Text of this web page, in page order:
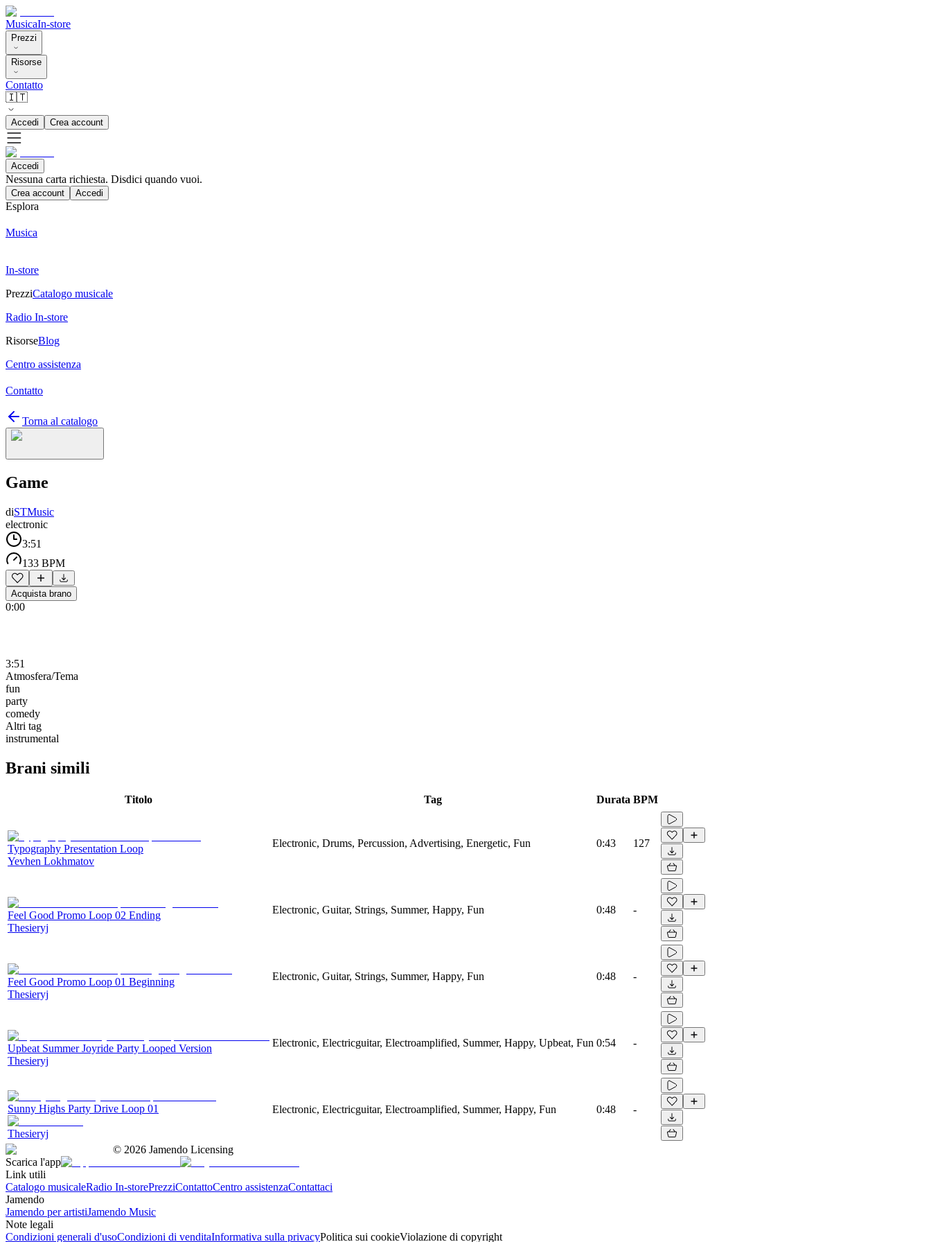
MusicaIn-store
Prezzi
Risorse
Contatto
🇮🇹
Accedi Crea account
Accedi
Nessuna carta richiesta. Disdici quando vuoi.
Crea account Accedi
Esplora
Musica
In-store
PrezziCatalogo musicale
Radio In-store
RisorseBlog
Centro assistenza
Contatto
Torna al catalogo
Game
diSTMusic
electronic
3:51
133 BPM
Acquista brano
0:00
3:51
Atmosfera/Tema
fun
party
comedy
Altri tag
instrumental
Brani simili
Titolo Tag Durata BPM
Typography Presentation Loop
Yevhen Lokhmatov
Electronic, Drums, Percussion, Advertising, Energetic, Fun 0:43 127
Feel Good Promo Loop 02 Ending
Thesieryj
Electronic, Guitar, Strings, Summer, Happy, Fun 0:48 -
Feel Good Promo Loop 01 Beginning
Thesieryj
Electronic, Guitar, Strings, Summer, Happy, Fun 0:48 -
Upbeat Summer Joyride Party Looped Version
Thesieryj
Electronic, Electricguitar, Electroamplified, Summer, Happy, Upbeat, Fun 0:54 -
Sunny Highs Party Drive Loop 01
Thesieryj
Electronic, Electricguitar, Electroamplified, Summer, Happy, Fun 0:48 -
© 2026 Jamendo Licensing
Scarica l'app
Link utili
Catalogo musicaleRadio In-storePrezziContattoCentro assistenzaContattaci
Jamendo
Jamendo per artistiJamendo Music
Note legali
Condizioni generali d'usoCondizioni di venditaInformativa sulla privacyPolitica sui cookieViolazione di copyright